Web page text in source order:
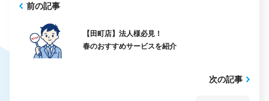
前の記事
【田町店】法人様必見！
春のおすすめサービスを紹介
次の記事